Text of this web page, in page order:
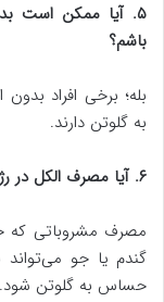
۵. آیا ممکن است
باشم؟
بله؛ برخی افراد
به گلوتن دارند.
۶. آیا مصرف الکل در رژیم بدون گلوتن باعث عوارض می‌شود؟
مصرف مشروباتی که
گندم یا جو می‌تواند
حساس به گلوتن شود.